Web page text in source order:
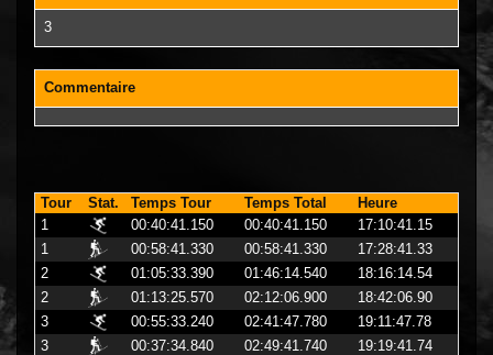
3
Commentaire
Tour Stat. Temps Tour Temps Total
Heure
1
00:40:41.150 00:40:41.150
17:10:41.15
1
00:58:41.330 00:58:41.330
17:28:41.33
2
01:05:33.390 01:46:14.540
18:16:14.54
2
01:13:25.570 02:12:06.900
18:42:06.90
3
00:55:33.240 02:41:47.780
19:11:47.78
3
00:37:34.840 02:49:41.740 19:19:41.74